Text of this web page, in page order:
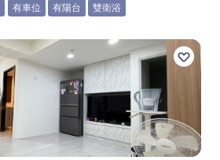
有車位 有陽台 雙衛浴